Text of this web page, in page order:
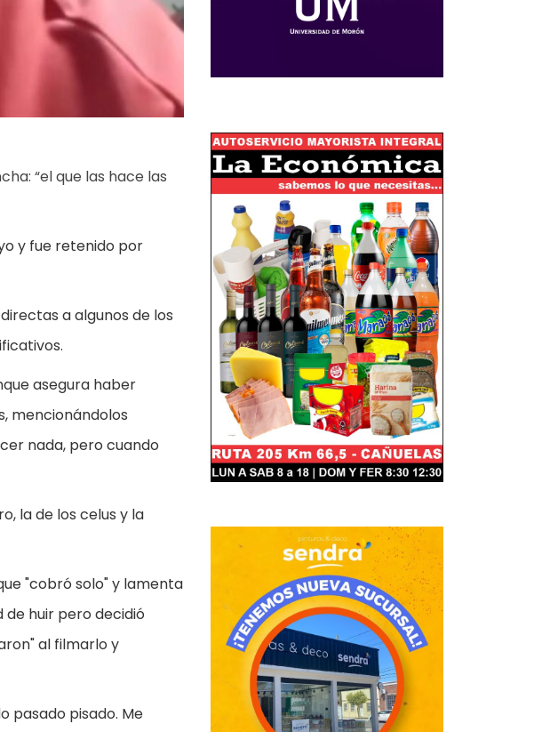
“el que las hace las
y fue retenido por
a algunos de los
asegura haber
mencionándolos
nada, pero cuando
la de los celus y la
"cobró solo" y lamenta
de huir pero decidió
al filmarlo y
pasado pisado. Me